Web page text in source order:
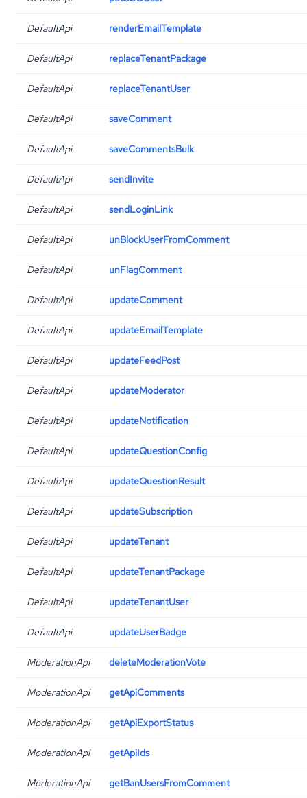
DefaultApi renderEmailTemplate
DefaultApi replaceTenantPackage
DefaultApi replaceTenantUser
DefaultApi saveComment
DefaultApi saveCommentsBulk
DefaultApi sendInvite
DefaultApi sendLoginLink
DefaultApi unBlockUserFromComment
DefaultApi unFlagComment
DefaultApi updateComment
DefaultApi updateEmailTemplate
DefaultApi updateFeedPost
DefaultApi updateModerator
DefaultApi updateNotification
DefaultApi updateQuestionConfig
DefaultApi updateQuestionResult
DefaultApi updateSubscription
DefaultApi updateTenant
DefaultApi updateTenantPackage
DefaultApi updateTenantUser
DefaultApi updateUserBadge
ModerationApi deleteModerationVote
ModerationApi getApiComments
ModerationApi getApiExportStatus
ModerationApi getApiIds
ModerationApi getBanUsersFromComment